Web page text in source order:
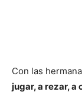
Con las
jugar, a rezar, a